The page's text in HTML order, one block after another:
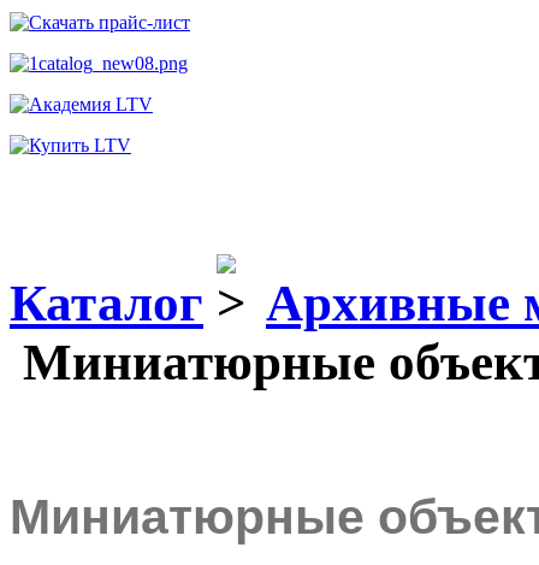
Каталог
Архивные
Миниатюрные
Миниатюрные